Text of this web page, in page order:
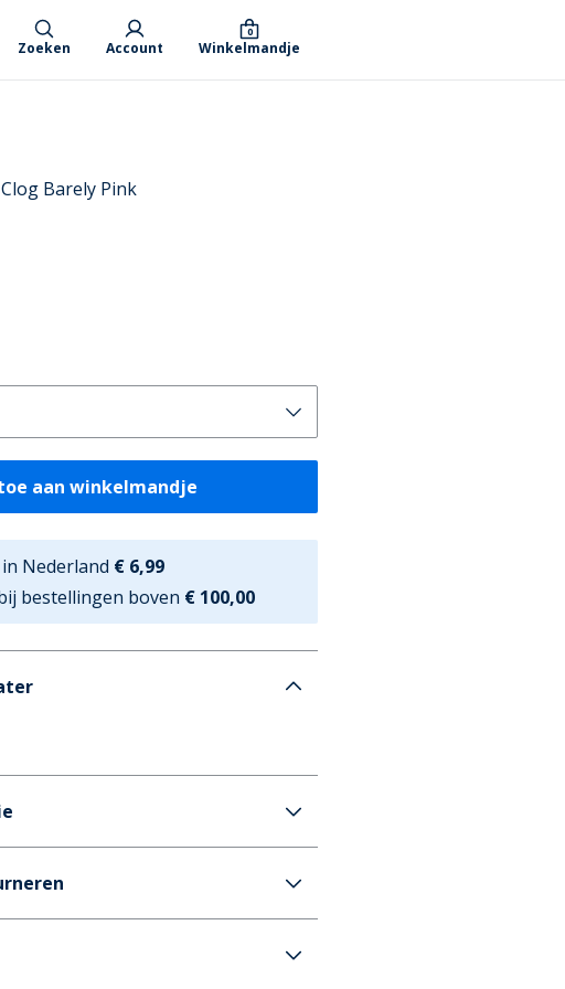
Zoeken Account Winkelmandje
0
Barely Pink
aan winkelmandje
Nederland € 6,99
bestellingen boven € 100,00
Clog Barely Pink
€6,99 (GRATIS vanaf €100)